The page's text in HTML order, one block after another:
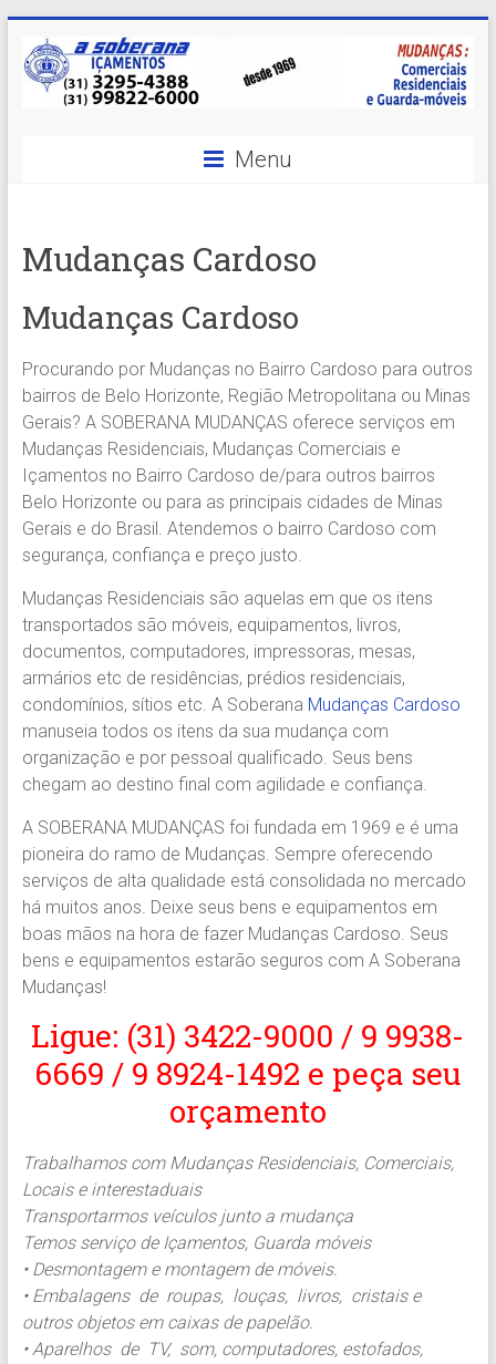
content
A
MELHOR
em
Içamentos
em
BH
e
Região.
Segurança,
Agilidade
Confiança.
31.2510-
Içamento
é
com
A
Soberana
Içamentos.
Menu
Mudanças Cardoso
Mudanças Cardoso
Procurando por Mudanças no Bairro Cardoso para outros
bairros de Belo Horizonte, Região Metropolitana ou Minas
Gerais? A SOBERANA MUDANÇAS oferece serviços em
Mudanças Residenciais, Mudanças Comerciais e
Içamentos no Bairro Cardoso de/para outros bairros
Belo Horizonte ou para as principais cidades de Minas
Gerais e do Brasil. Atendemos o bairro Cardoso com
segurança, confiança e preço justo.
Mudanças Residenciais são aquelas em que os itens
transportados são móveis, equipamentos, livros,
documentos, computadores, impressoras, mesas,
armários etc de residências, prédios residenciais,
condomínios, sítios etc. A Soberana Mudanças Cardoso
manuseia todos os itens da sua mudança com
organização e por pessoal qualificado. Seus bens
chegam ao destino final com agilidade e confiança.
A SOBERANA MUDANÇAS foi fundada em 1969 e é uma
pioneira do ramo de Mudanças. Sempre oferecendo
serviços de alta qualidade está consolidada no mercado
há muitos anos. Deixe seus bens e equipamentos em
boas mãos na hora de fazer Mudanças Cardoso. Seus
bens e equipamentos estarão seguros com A Soberana
Mudanças!
Ligue: (31) 3422-9000 / 9 9938-
6669 / 9 8924-1492 e peça seu
orçamento
Trabalhamos com Mudanças Residenciais, Comerciais,
Locais e interestaduais
Transportarmos veículos junto a mudança
Temos serviço de Içamentos, Guarda móveis
• Desmontagem e montagem de móveis.
• Embalagens de roupas, louças, livros, cristais e
outros objetos em caixas de papelão.
• Aparelhos de TV, som, computadores, estofados,